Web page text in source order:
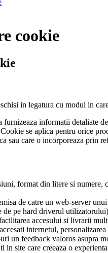
cookie
in legatura cu modul in
furnizeaza informatii detaliate
se aplica pentru orice
sau care o incorporeaza prin
format din litere si
de catre un web-server
de pe hard driverul
accesului si livrarii
internetul,
un feedback valoros asupra
in site care creeaza o